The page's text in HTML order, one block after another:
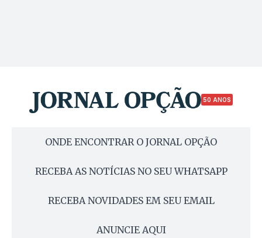
50 ANOS
ONDE ENCONTRAR O JORNAL OPÇÃO
RECEBA AS NOTÍCIAS NO SEU WHATSAPP
RECEBA NOVIDADES EM SEU EMAIL
ANUNCIE AQUI